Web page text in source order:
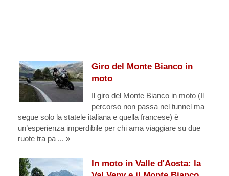
Giro del Monte Bianco in
moto
Il giro del Monte Bianco in moto (Il
percorso non passa nel tunnel ma
segue solo la statele italiana e quella francese) è
un’esperienza imperdibile per chi ama viaggiare su due
ruote tra pa ... »
In moto in Valle d'Aosta: la